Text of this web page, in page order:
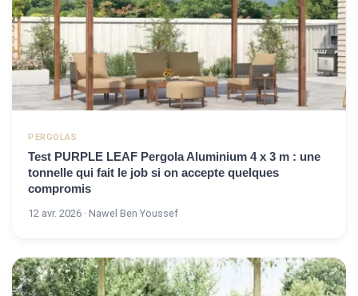
PERGOLAS
Test PURPLE LEAF Pergola Aluminium 4 x 3 m : une
tonnelle qui fait le job si on accepte quelques
compromis
12 avr. 2026 · Nawel Ben Youssef